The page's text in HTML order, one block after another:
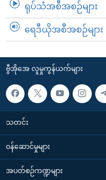
ရုပ်သံအစီအစဉ်များ
ရေဒီယိုအစီအစဉ်များ
ဗွီအိုအေ လူမှုကွန်ယက်များ
သတင်း
၀န်ဆောင်မှုများ
အပတ်စဉ်ကဏ္ဍများ